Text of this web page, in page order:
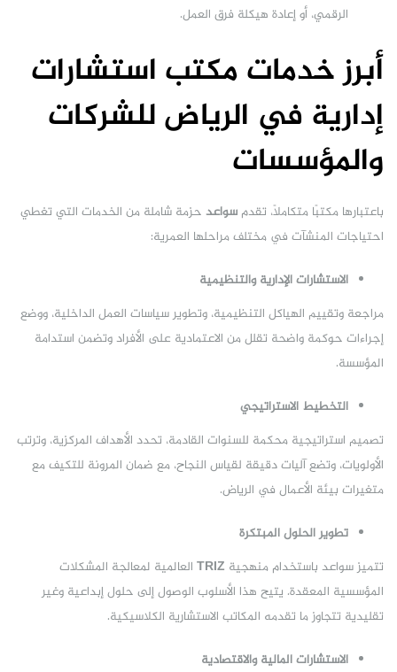
الرقمي، أو إعادة هيكلة فرق العمل.
أبرز خدمات مكتب استشارات
إدارية في الرياض للشركات
والمؤسسات
باعتبارها مكتبًا متكاملاً، تقدم سواعد حزمة شاملة من الخدمات التي تغطي
احتياجات المنشآت في مختلف مراحلها العمرية:
الاستشارات الإدارية والتنظيمية
مراجعة وتقييم الهياكل التنظيمية، وتطوير سياسات العمل الداخلية، ووضع
إجراءات حوكمة واضحة تقلل من الاعتمادية على الأفراد وتضمن استدامة
المؤسسة.
التخطيط الاستراتيجي
تصميم استراتيجية محكمة للسنوات القادمة، تحدد الأهداف المركزية، وترتب
الأولويات، وتضع آليات دقيقة لقياس النجاح، مع ضمان المرونة للتكيف مع
متغيرات بيئة الأعمال في الرياض.
تطوير الحلول المبتكرة
تتميز سواعد باستخدام منهجية TRIZ العالمية لمعالجة المشكلات
المؤسسية المعقدة. يتيح هذا الأسلوب الوصول إلى حلول إبداعية وغير
تقليدية تتجاوز ما تقدمه المكاتب الاستشارية الكلاسيكية.
الاستشارات المالية والاقتصادية